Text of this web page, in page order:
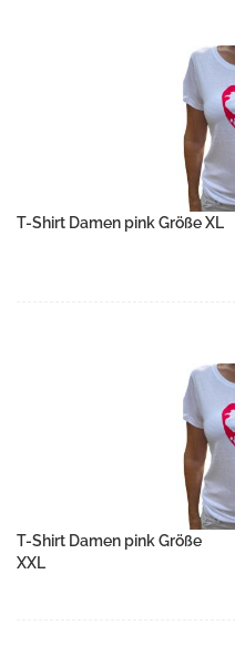
T-Shirt Damen pink Größe XL
T-Shirt Damen pink Größe
XXL